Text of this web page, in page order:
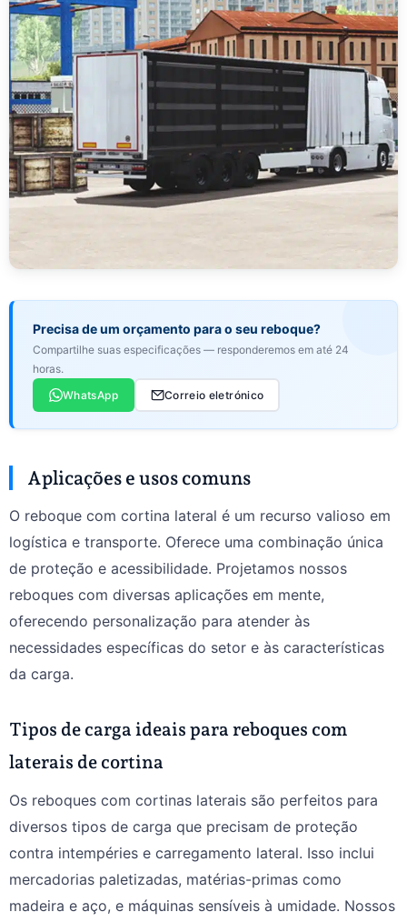
Precisa de um orçamento para o seu reboque?
Compartilhe suas especificações — responderemos em até 24
horas.
WhatsApp
Correio eletrónico
Aplicações e usos comuns
O reboque com cortina lateral é um recurso valioso em
logística e transporte. Oferece uma combinação única
de proteção e acessibilidade. Projetamos nossos
reboques com diversas aplicações em mente,
oferecendo personalização para atender às
necessidades específicas do setor e às características
da carga.
Tipos de carga ideais para reboques com
laterais de cortina
Os reboques com cortinas laterais são perfeitos para
diversos tipos de carga que precisam de proteção
contra intempéries e carregamento lateral. Isso inclui
mercadorias paletizadas, matérias-primas como
madeira e aço, e máquinas sensíveis à umidade. Nossos